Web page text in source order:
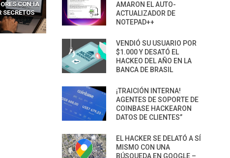
BLASTERS
TORRES
MILES
EN CANADÁ
LOS AGENTES DE IA SE
CONVIRTIERON EN LA
SUPERFICIE DE ATAQUE MÁS
PREDATOR HACKEA
CUALQUIER MÓVIL CON
AMARON EL AUTO-
ACTUALIZADOR DE
NOTEPAD++
VENDIÓ SU USUARIO POR
$1.000 Y DESATÓ EL
HACKEO DEL AÑO EN LA
BANCA DE BRASIL
¡TRAICIÓN INTERNA!
AGENTES DE SOPORTE DE
COINBASE HACKEARON
DATOS DE CLIENTES”
EL HACKER SE DELATÓ A SÍ
MISMO CON UNA
BÚSQUEDA EN GOOGLE –